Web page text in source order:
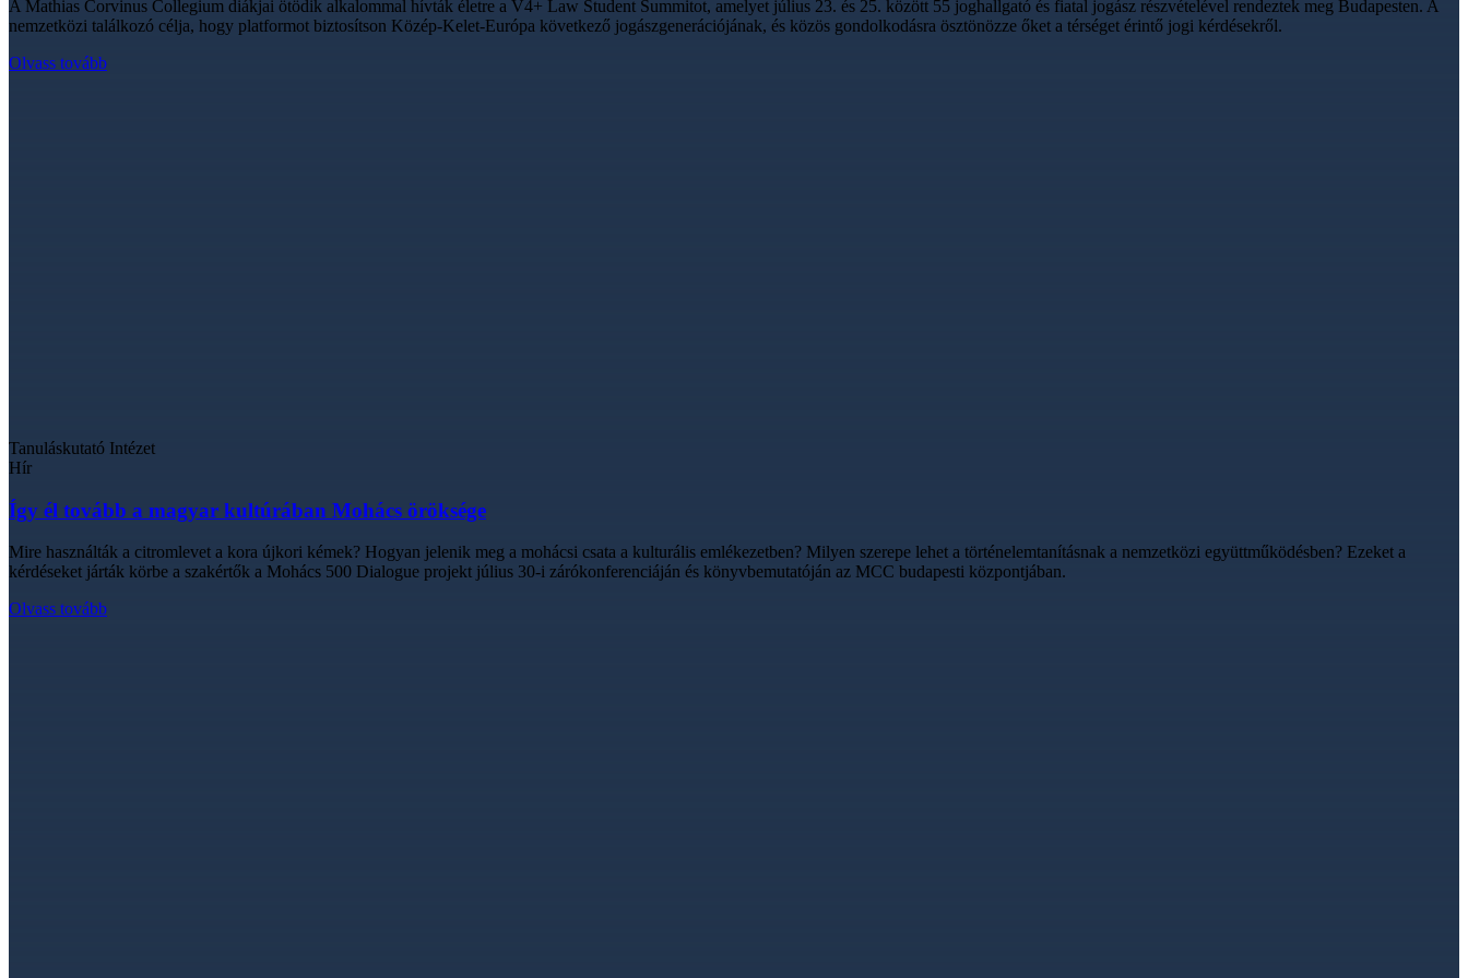
A Mathias Corvinus Collegium diákjai ötödik alkalommal hívták életre a V4+ Law Student Summitot, amelyet július 23. és 25. között 55 joghallgató és fiatal jogász részvételével rendeztek meg Budapesten. A
nemzetközi találkozó célja, hogy platformot biztosítson Közép-Kelet-Európa következő jogászgenerációjának, és közös gondolkodásra ösztönözze őket a térséget érintő jogi kérdésekről.
Olvass tovább
Tanuláskutató Intézet
Hír
Így él tovább a magyar kultúrában Mohács öröksége
Mire használták a citromlevet a kora újkori kémek? Hogyan jelenik meg a mohácsi csata a kulturális emlékezetben? Milyen szerepe lehet a történelemtanításnak a nemzetközi együttműködésben? Ezeket a
kérdéseket járták körbe a szakértők a Mohács 500 Dialogue projekt július 30-i zárókonferenciáján és könyvbemutatóján az MCC budapesti központjában.
Olvass tovább